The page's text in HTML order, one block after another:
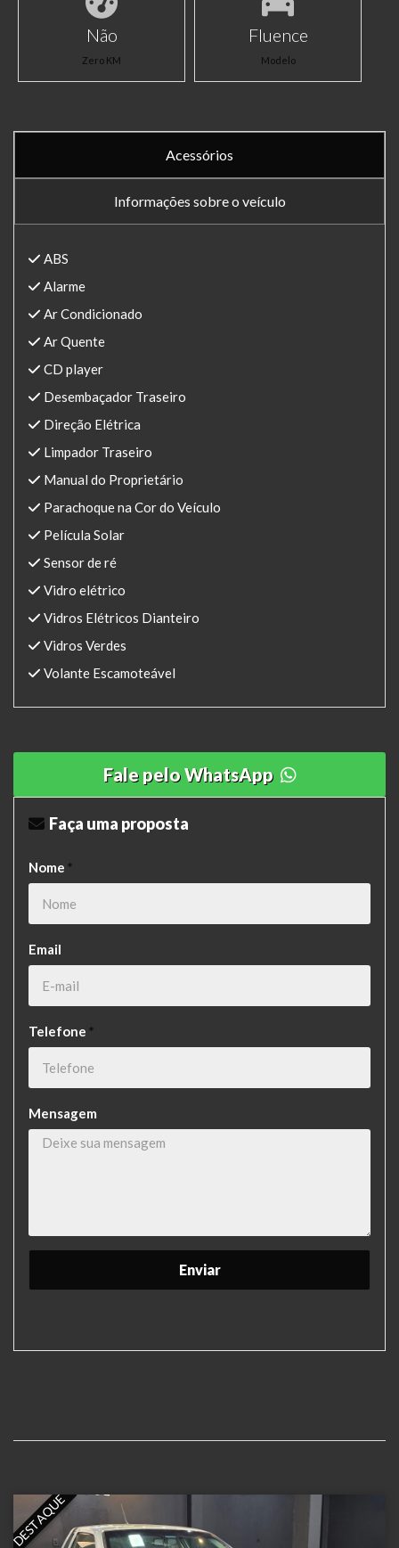
Não
Zero KM
Fluence
Modelo
Acessórios
Informações sobre o veículo
ABS
Alarme
Ar Condicionado
Ar Quente
CD player
Desembaçador Traseiro
Direção Elétrica
Limpador Traseiro
Manual do Proprietário
Parachoque na Cor do Veículo
Película Solar
Sensor de ré
Vidro elétrico
Vidros Elétricos Dianteiro
Vidros Verdes
Volante Escamoteável
Fale pelo WhatsApp
Faça uma proposta
Nome *
Email
Telefone *
Mensagem
DESTAQUE